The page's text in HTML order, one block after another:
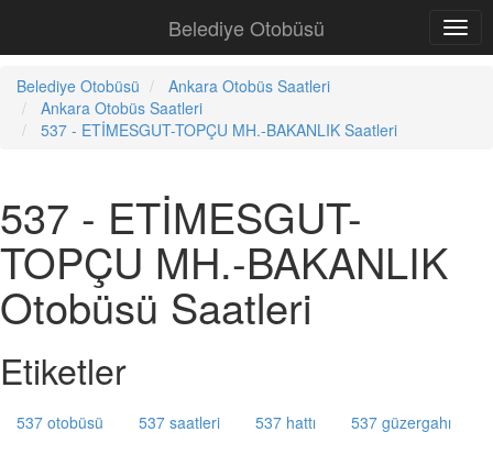
Belediye Otobüsü
Belediye Otobüsü
Ankara Otobüs Saatleri
Ankara Otobüs Saatleri
537 - ETİMESGUT-TOPÇU MH.-BAKANLIK Saatleri
537 - ETİMESGUT-
TOPÇU MH.-BAKANLIK
Otobüsü Saatleri
Etiketler
537 otobüsü 537 saatleri 537 hattı
537 güzergahı